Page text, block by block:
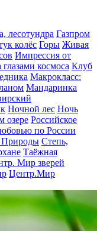
лесотундра Газпром
колёс Горы Живая
Импрессия от
космоса Клуб
Макрокласс:
Мандаринка
Ночной лес Ночь
озере Российское
по России
Природы Степь,
Таёжная
Мир зверей
Центр.Мир